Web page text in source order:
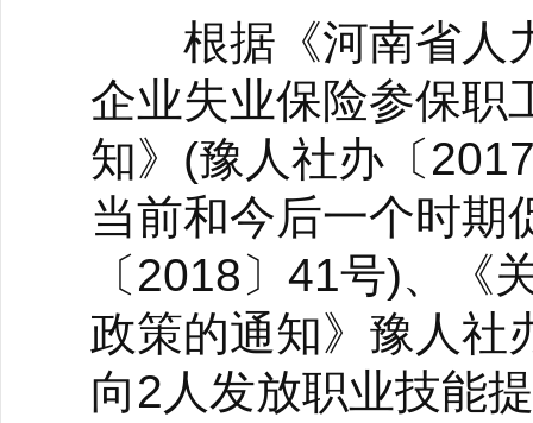
根据《河南省人力
企业失业保险参保职
知》(豫人社办〔
当前和今后一个时期
〔2018〕41号)、《
政策的通知》豫人社
向2人发放职业技能